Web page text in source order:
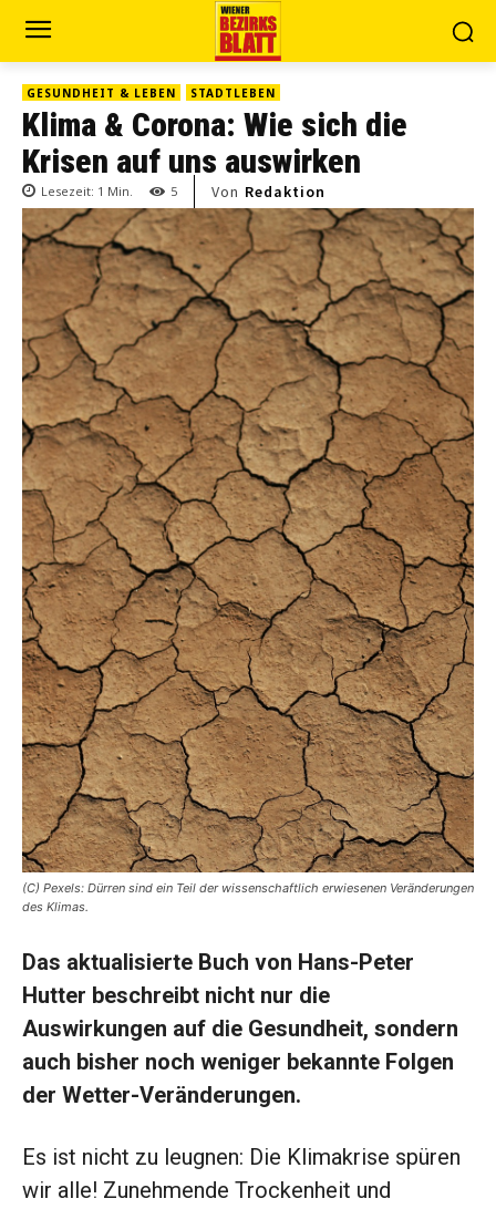
GESUNDHEIT & LEBEN STADTLEBEN
Klima & Corona: Wie sich die
Krisen auf uns auswirken
Lesezeit: 1 Min. 5 Von Redaktion
(C) Pexels: Dürren sind ein Teil der wissenschaftlich erwiesenen Veränderungen
des Klimas.
Das aktualisierte Buch von Hans-Peter
Hutter beschreibt nicht nur die
Auswirkungen auf die Gesundheit, sondern
auch bisher noch weniger bekannte Folgen
der Wetter-Veränderungen.
Es ist nicht zu leugnen: Die Klimakrise ­spüren
wir alle! ­Zunehmende Trockenheit und